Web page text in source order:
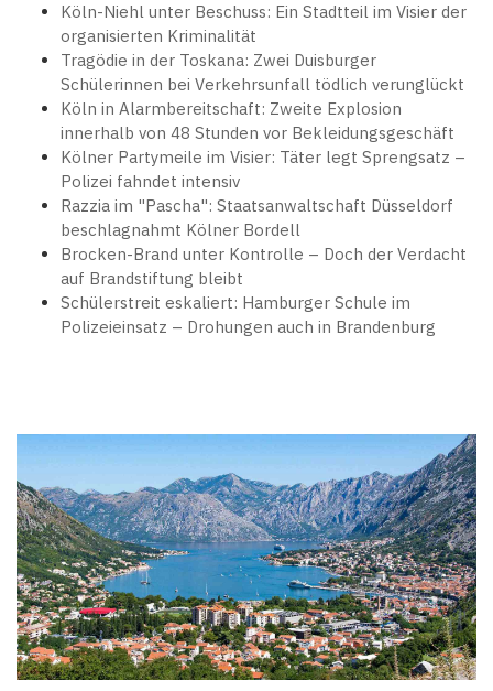
Köln-Niehl unter Beschuss: Ein Stadtteil im Visier der
organisierten Kriminalität
Tragödie in der Toskana: Zwei Duisburger
Schülerinnen bei Verkehrsunfall tödlich verunglückt
Köln in Alarmbereitschaft: Zweite Explosion
innerhalb von 48 Stunden vor Bekleidungsgeschäft
Kölner Partymeile im Visier: Täter legt Sprengsatz –
Polizei fahndet intensiv
Razzia im "Pascha": Staatsanwaltschaft Düsseldorf
beschlagnahmt Kölner Bordell
Brocken-Brand unter Kontrolle – Doch der Verdacht
auf Brandstiftung bleibt
Schülerstreit eskaliert: Hamburger Schule im
Polizeieinsatz – Drohungen auch in Brandenburg